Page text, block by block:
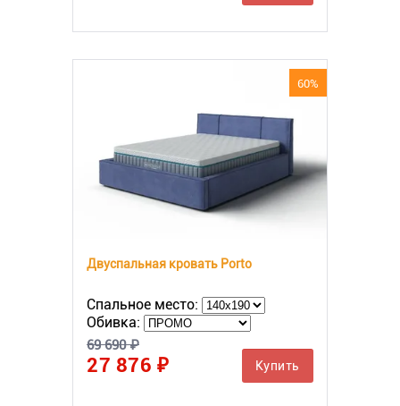
60%
Двуспальная кровать Porto
Спальное место:
Обивка:
69 690 ₽
27 876 ₽ Купить